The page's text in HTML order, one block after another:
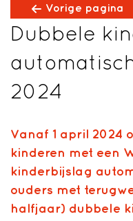
Vorige pagina
Dubbele
2024
Vanaf 1 april 2024
kinderen met een
kinderbijslag
ouders met
halfjaar) dubbele